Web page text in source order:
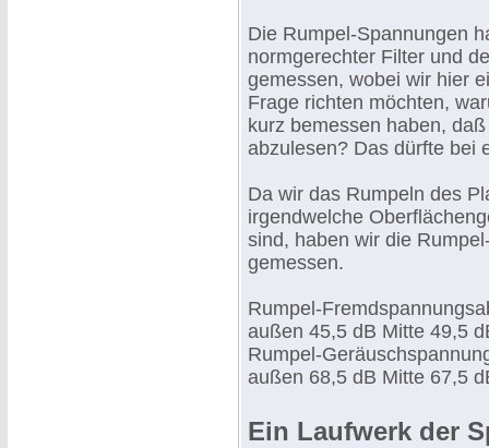
Die Rumpel-Spannungen
normgerechter Filter und
gemessen, wobei wir hier
Frage richten möchten,
kurz bemessen haben,
abzulesen? Das dürfte bei
Da wir das Rumpeln des
irgendwelche
sind, haben wir die
gemessen.
Rumpel-
außen 45,5 dB Mitte 49,5
Rumpel-
außen 68,5 dB Mitte 67,5
Ein Laufwerk der